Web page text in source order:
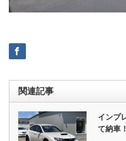
関連記事
インプ
て納車！